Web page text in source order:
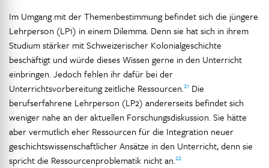
Im Umgang mit der Themenbestimmung befindet sich die jüngere
Lehrperson (LP1) in einem Dilemma. Denn sie hat sich in ihrem
Studium stärker mit Schweizerischer Kolonialgeschichte
beschäftigt und würde dieses Wissen gerne in den Unterricht
einbringen. Jedoch fehlen ihr dafür bei der
Unterrichtsvorbereitung zeitliche Ressourcen.21 Die
berufserfahrene Lehrperson (LP2) andererseits befindet sich
weniger nahe an der aktuellen Forschungsdiskussion. Sie hätte
aber vermutlich eher Ressourcen für die Integration neuer
geschichtswissenschaftlicher Ansätze in den Unterricht, denn sie
spricht die Ressourcenproblematik nicht an.22